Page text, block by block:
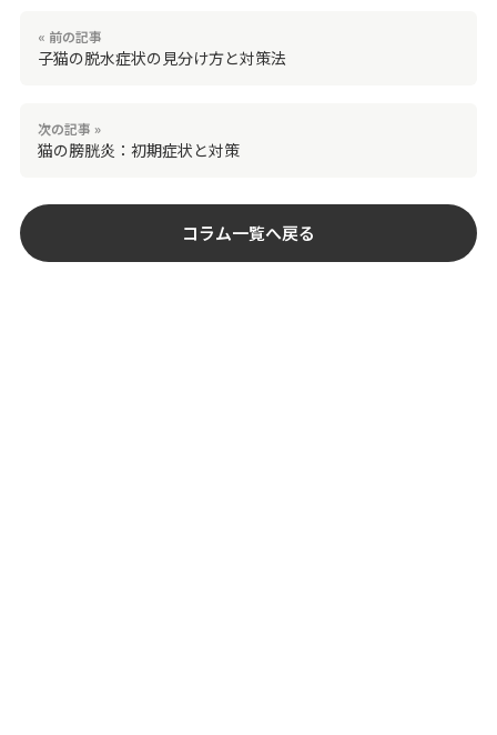
« 前の記事
子猫の脱水症状の見分け方と対策法
次の記事 »
猫の膀胱炎：初期症状と対策
コラム一覧へ戻る